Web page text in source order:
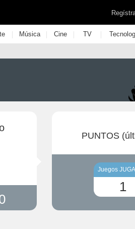
| Música | Cine | TV |
PUNTOS
Juegos
1